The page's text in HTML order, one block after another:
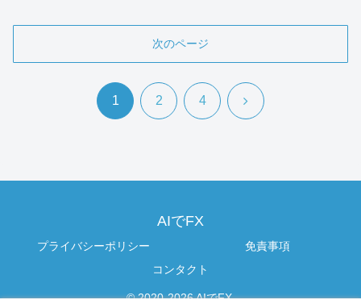
次のページ
1 2 4 次
AIでFX
プライバシーポリシー
免責事項
コンタクト
© 2020-2026 AIでFX.